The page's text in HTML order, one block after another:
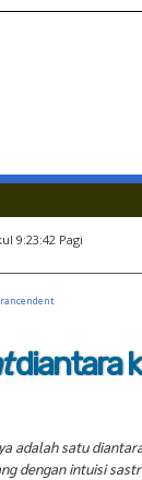
9:23:42 Pagi
diantara
adalah satu
dengan intuisi